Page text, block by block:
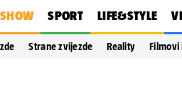
SHOW SPORT LIFE&STYLE
Strane zvijezde Reality Filmovi